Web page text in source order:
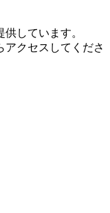
しています。
アクセスしてくださ